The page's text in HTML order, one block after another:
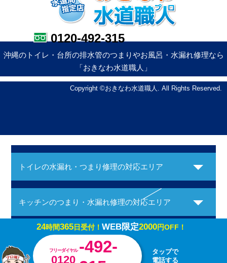
0120-492-315
沖縄のトイレ・台所の排水管のつまりやお風呂・水漏れ修理なら
「おきなわ水道職人」
Copyright ©おきなわ水道職人. All Rights Reserved.
トイレの水漏れ・つまり修理の対応エリア
キッチンのつまり・水漏れ修理の対応エリア
お風呂の水漏れ・つまり修理の対応エリア
24時間365日受付！ WEB限定2000円OFF！
フリーダイヤル
0120
-492-
タップで
電話する